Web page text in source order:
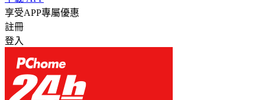
享受APP專屬優惠
註冊
登入